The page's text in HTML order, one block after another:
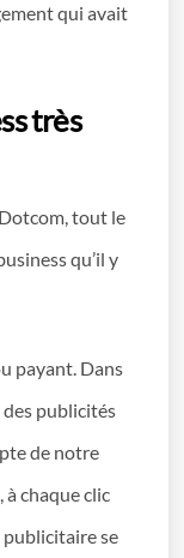
qui avait
très
tout le
qu’il y
payant. Dans
des publicités
de notre
à chaque clic
se